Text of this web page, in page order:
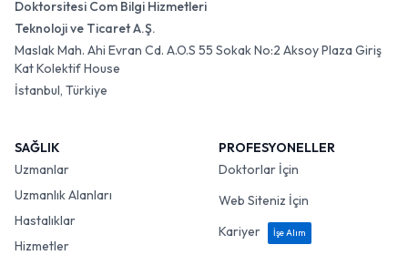
Doktorsitesi Com Bilgi Hizmetleri
Teknoloji ve Ticaret A.Ş.
Maslak Mah. Ahi Evran Cd. A.O.S 55 Sokak No:2 Aksoy Plaza Giriş
Kat Kolektif House
İstanbul, Türkiye
SAĞLIK
Uzmanlar
Uzmanlık Alanları
Hastalıklar
Hizmetler
PROFESYONELLER
Doktorlar İçin
Web Siteniz İçin
Kariyer
İşe Alım